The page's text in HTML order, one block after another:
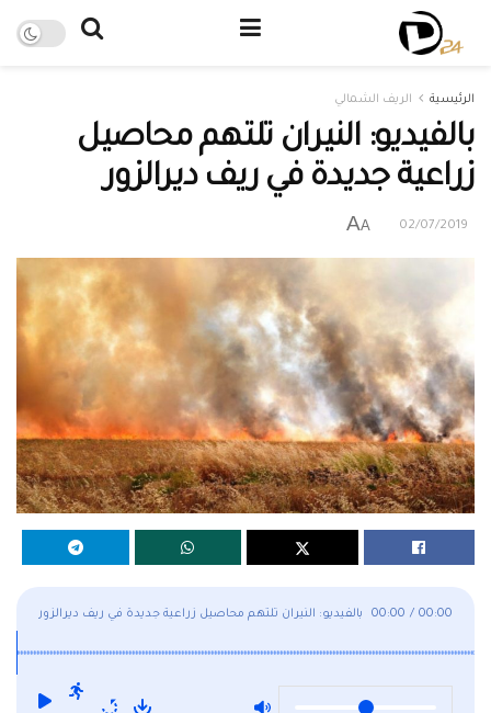
الرئيسية الريف الشمالي
بالفيديو: النيران تلتهم محاصيل
زراعية جديدة في ريف ديرالزور
02/07/2019
A
A
بالفيديو: النيران تلتهم محاصيل زراعية جديدة في ريف ديرالزور 00:00 / 00:00